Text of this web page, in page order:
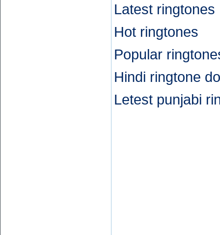
Latest ringtones
Hot ringtones
Popular
Hindi ringtone
Letest punjabi